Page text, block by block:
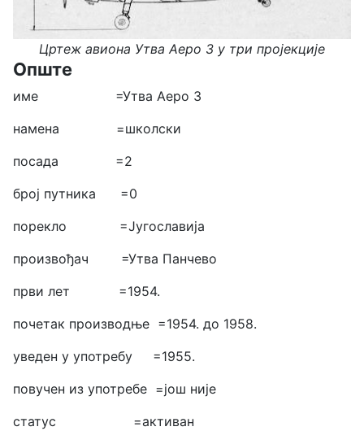
Цртеж авиона Утва Аеро 3 у три пројекције
Опште
име =Утва Аеро 3
намена =школски
посада =2
број путника =0
порекло =Југославија
произвођач =Утва Панчево
први лет =1954.
почетак производње =1954. до 1958.
уведен у употребу =1955.
повучен из употребе =још није
статус =активан